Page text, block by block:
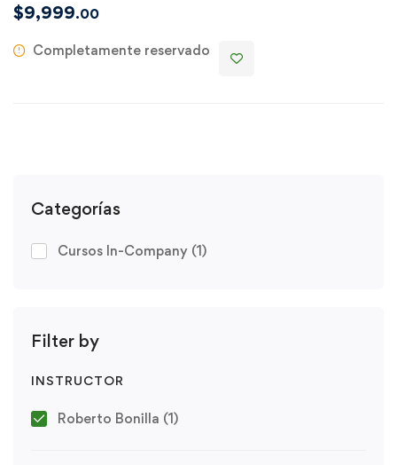
Categorías
Cursos In-Company (1)
Filter by
INSTRUCTOR
Roberto Bonilla (1)
$9,999.00
Completamente reservado